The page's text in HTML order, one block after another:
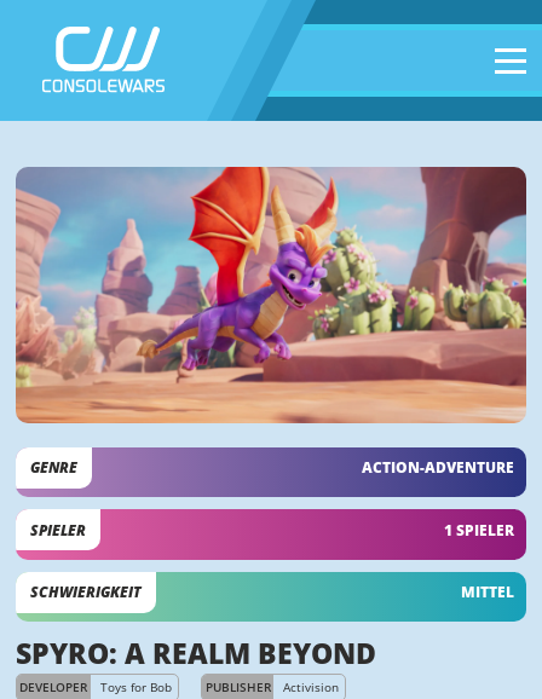
GENRE ACTION-ADVENTURE
SPIELER 1 SPIELER
SCHWIERIGKEIT MITTEL
SPYRO: A REALM BEYOND
DEVELOPER Toys for Bob PUBLISHER Activision